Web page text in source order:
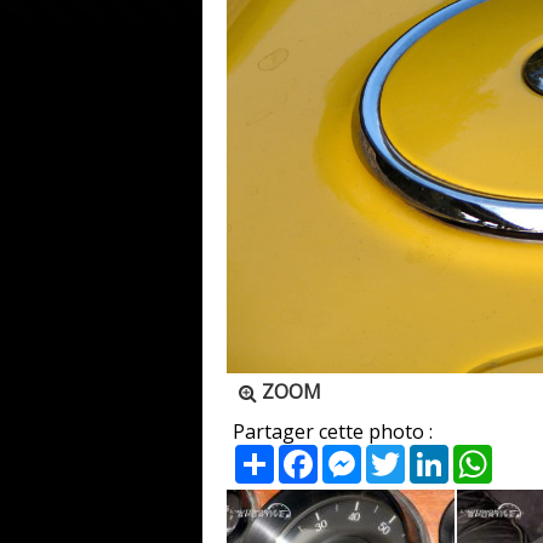
ZOOM
Partager cette photo :
PartagerFacebookMessenger
TwitterLinkedIn